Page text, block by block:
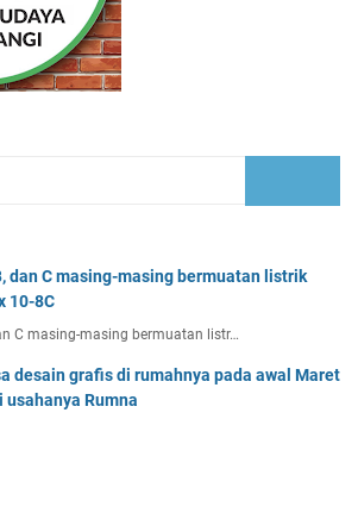
dan C masing-masing bermuatan listrik
10-8C
C masing-masing bermuatan listr…
desain grafis di rumahnya pada awal Maret
Rumna